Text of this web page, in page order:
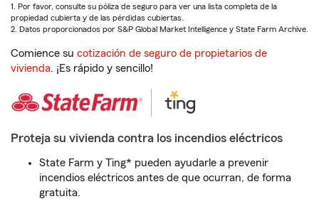
1. Por favor, consulte su póliza de seguro para ver una lista completa de la
propiedad cubierta y de las pérdidas cubiertas.
2. Datos proporcionados por S&P Global Market Intelligence y State Farm Archive.
Comience su cotización de seguro de propietarios de
vivienda. ¡Es rápido y sencillo!
Proteja su vivienda contra los incendios eléctricos
State Farm y Ting* pueden ayudarle a prevenir
incendios eléctricos antes de que ocurran, de forma
gratuita.